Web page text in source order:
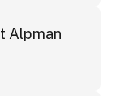
Alpman